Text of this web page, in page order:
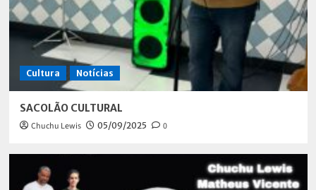
Cultura Notícias
SACOLÃO CULTURAL
Chuchu Lewis 05/09/2025 0